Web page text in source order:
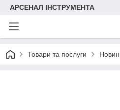
АРСЕНАЛ ІНСТРУМЕНТА
Товари та послуги